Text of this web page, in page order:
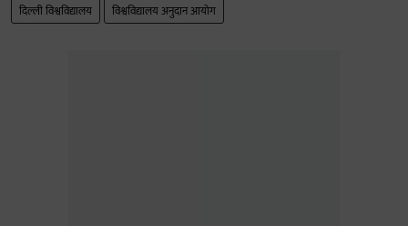
दिल्ली विश्वविद्यालय विश्वविद्यालय अनुदान आयोग